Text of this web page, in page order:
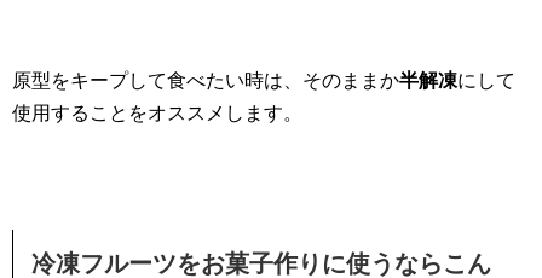
原型をキープして食べたい時は、そのままか半解凍にして
使用することをオススメします。
冷凍フルーツをお菓子作りに使うならこん